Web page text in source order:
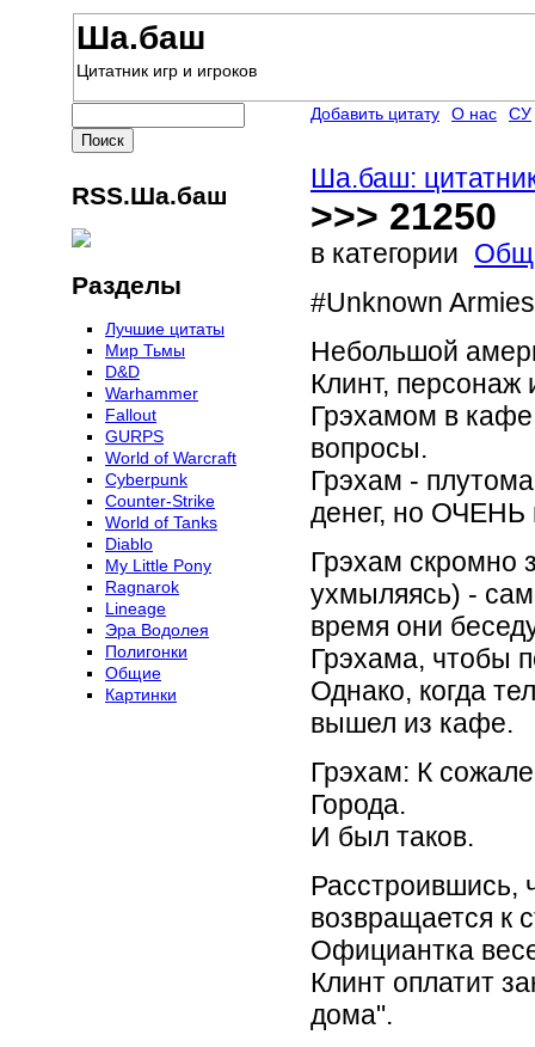
Ша.баш
Цитатник игр и игроков
Ша.баш:
>>> 21250
в категории
#Unknown Armies
Небольшой
Клинт, персонаж
Грэхамом в
вопросы.
Грэхам -
денег, но ОЧЕНЬ
Грэхам скромно
ухмыляясь) -
время они
Грэхама, чтобы
Однако, когда
вышел из кафе.
Грэхам: К
Города.
И был таков.
Расстроившись,
возвращается к
Официантка
Клинт оплатит
дома".
Добавить цитату О нас СУ
RSS.Ша.баш
Разделы
Лучшие цитаты
Мир Тьмы
D&D
Warhammer
Fallout
GURPS
World of Warcraft
Сyberpunk
Counter-Strike
World of Tanks
Diablo
My Little Pony
Ragnarok
Lineage
Эра Водолея
Полигонки
Общие
Картинки